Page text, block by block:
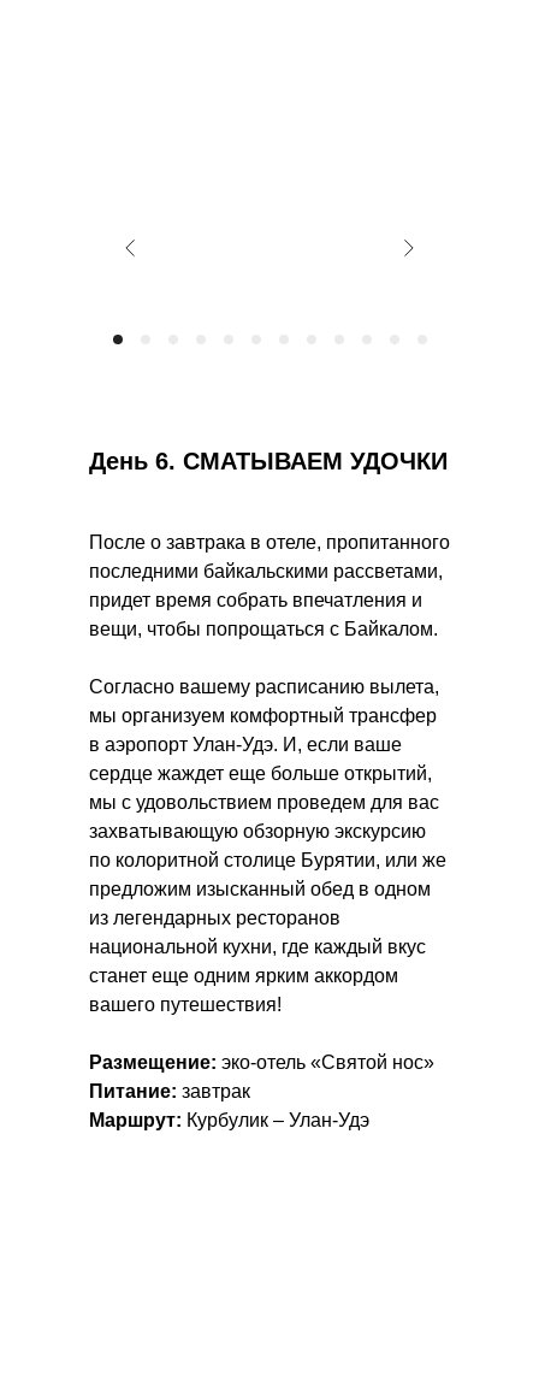
День 6. СМАТЫВАЕМ УДОЧКИ
После о завтрака в отеле, пропитанного
последними байкальскими рассветами,
придет время собрать впечатления и
вещи, чтобы попрощаться с Байкалом.
Согласно вашему расписанию вылета,
мы организуем комфортный трансфер
в аэропорт Улан-Удэ. И, если ваше
сердце жаждет еще больше открытий,
мы с удовольствием проведем для вас
захватывающую обзорную экскурсию
по колоритной столице Бурятии, или же
предложим изысканный обед в одном
из легендарных ресторанов
национальной кухни, где каждый вкус
станет еще одним ярким аккордом
вашего путешествия!
Размещение: эко-отель «Святой нос»
Питание: завтрак
Маршрут: Курбулик – Улан-Удэ